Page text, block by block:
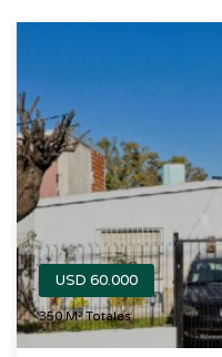
USD 60.000
350 M² Totales